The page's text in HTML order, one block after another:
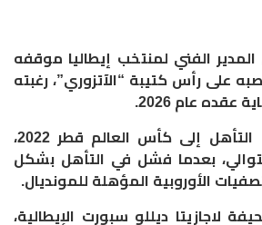
المدير الفني لمنتخب إيطاليا موقفه
على رأس كتيبة “الآتزوري”، رغبته
عقده عام 2026.
و فشل “الآتزوري” التأهل إلى كأس العالم قطر 2022،
بعدما فشل في التأهل بشكل
الأوروبية المؤهلة للمونديال.
لاجازيتا ديللو سبورت الإيطالية،